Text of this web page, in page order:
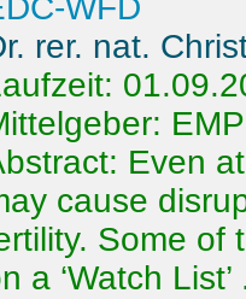
WFD
rer. nat.
Even
cause
Some of
a ‘Watch List’